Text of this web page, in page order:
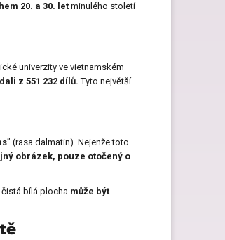
20. a 30. letminulého století
univerzity ve vietnamském
z 551 232 dílů.Tyto největší
” (rasa dalmatin). Nejenže toto
obrázek, pouze otočený o
čistá bílá plocha může být